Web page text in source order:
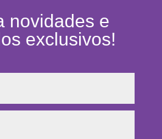
novidades e
exclusivos!